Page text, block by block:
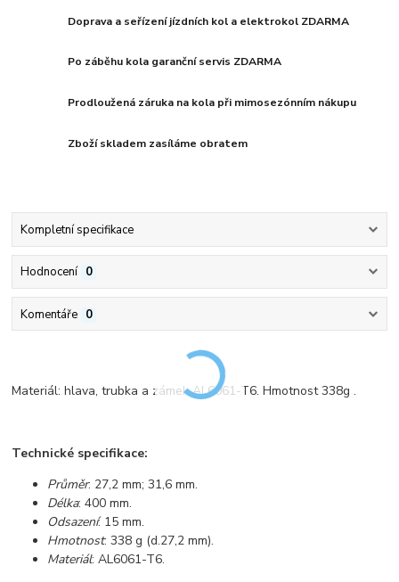
Doprava a seřízení jízdních kol a elektrokol ZDARMA
Po záběhu kola garanční servis ZDARMA
Prodloužená záruka na kola při mimosezónním nákupu
Zboží skladem zasíláme obratem
Kompletní specifikace
Hodnocení 0
Komentáře 0
Materiál: hlava, trubka a zámek AL6061-T6. Hmotnost 338g .
Technické specifikace:
Průměr: 27,2 mm; 31,6 mm.
Délka: 400 mm.
Odsazení: 15 mm.
Hmotnost: 338 g (d.27,2 mm).
Materiál: AL6061-T6.